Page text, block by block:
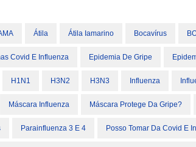
Átila Átila Iamarino Bocavírus
Covid E Influenza Epidemia De Gripe
H1N1 H3N2 H3N3 Influenza
Máscara Influenza Máscara Protege Da Gripe?
Parainfluenza 3 E 4 Posso Tomar Da Covid E